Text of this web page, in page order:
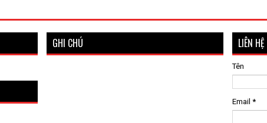
GHI CHÚ LIÊN HỆ
Tên
Email *